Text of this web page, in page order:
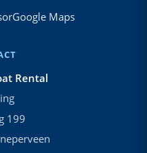
Google Maps
Rental
199